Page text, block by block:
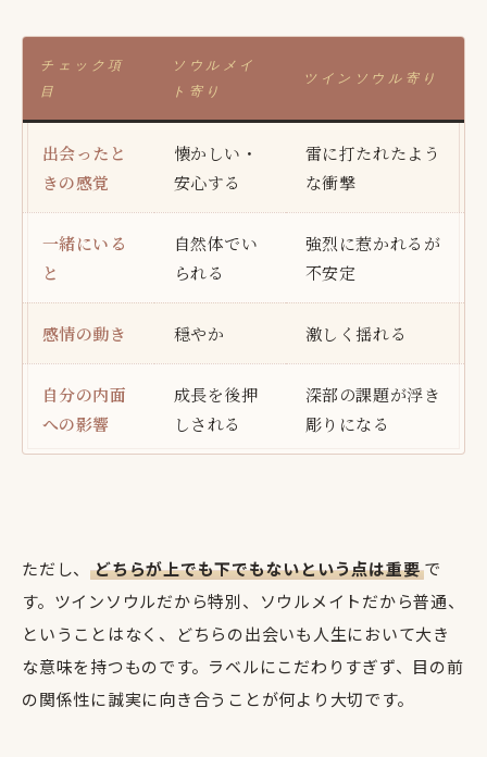
チェック項
目
ソウルメイ
ト寄り
ツインソウル寄り
出会ったと
きの感覚
懐かしい・
安心する
雷に打たれたよう
な衝撃
一緒にいる
と
自然体でい
られる
強烈に惹かれるが
不安定
感情の動き 穏やか 激しく揺れる
自分の内面
への影響
成長を後押
しされる
深部の課題が浮き
彫りになる
ただし、どちらが上でも下でもないという点は重要 で
す。ツインソウルだから特別、ソウルメイトだから普通、
ということはなく、どちらの出会いも人生において大き
な意味を持つものです。ラベルにこだわりすぎず、目の前
の関係性に誠実に向き合うことが何より大切です。